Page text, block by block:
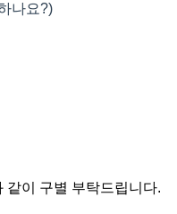
나요?)
같이 구별 부탁드립니다.